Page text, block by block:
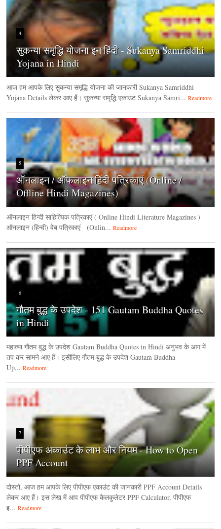
4
सुकन्या समृद्धि योजना इन हिंदी - Sukanya Samriddhi
Yojana in Hindi
आज हम आपके लिए सुकन्या समृद्धि योजना की जानकारी Sukanya Samriddhi
Yojana Details लेकर आए हैं। सुकन्या समृद्धि एकाउंट Sukanya Samri... Readmore
5
ऑनलाइन / ऑफलाइन हिंदी पत्रिकाएं (Online /
Offline Hindi Magazines)
ऑनलाइन हिन्‍दी साहित्यिक पत्रिकाएं ( Online Hindi Literature Magazines )
ऑनलाइन (हिन्‍दी) वेब पत्रिकाएं (Onlin... Readmore
6
गौतम बुद्ध के उपदेश - 151 Gautam Buddha Quotes
in Hindi
महात्मा गौतम बुद्ध के उपदेश Gautam Buddha Quotes in Hindi अनुभव के आग में
तप कर सामने आए हैं। इसीलिए गौतम बुद्ध के उपदेश Gautam Buddha
Up... Readmore
7
पीपीएफ अकाउंट के लाभ और नियम - How to Open
PPF Account
दोस्तो, आज हम आपके लिए पीपीएफ एकाउंट की जानकारी PPF Account Details
लेकर आए हैं। इस लेख में आप पीपीएफ कैलकुलेटर PPF Calculator, पीपीएफ
इ... Readmore